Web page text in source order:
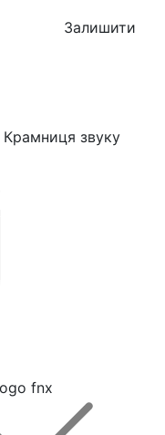
Залишити
Крамниця звуку